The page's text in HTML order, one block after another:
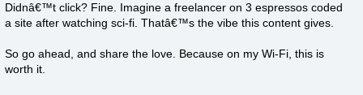
Didnâ€™t click? Fine. Imagine a freelancer on 3 espressos coded
a site after watching sci-fi. Thatâ€™s the vibe this content gives.
So go ahead, and share the love. Because on my Wi-Fi, this is
worth it.